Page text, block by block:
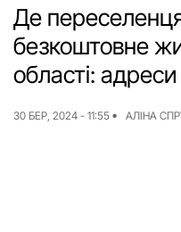
Про нас
Гроші
Інструкції
ЖКГ
Де
безкоштовне
області:
30 БЕР, 2024 - 11:55 АЛІНА